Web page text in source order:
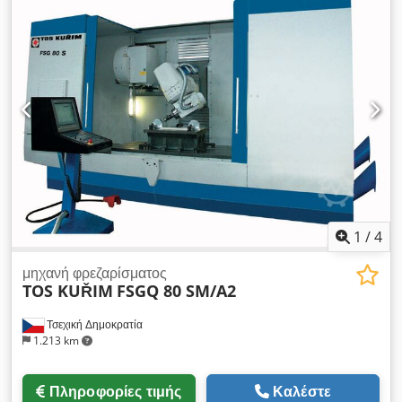
1 /4
Τσεχική Δημοκρατία
1.213 km
μηχανή φρεζαρίσματος
TOS KUŘIM FSGQ 80 SM/A2
Πληροφορίες τιμής Καλέστε